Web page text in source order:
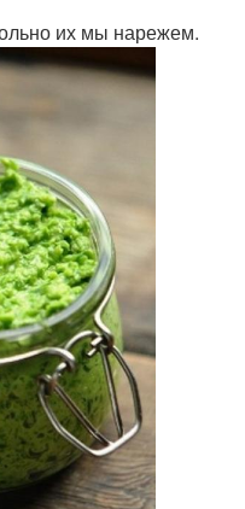
их мы нарежем.